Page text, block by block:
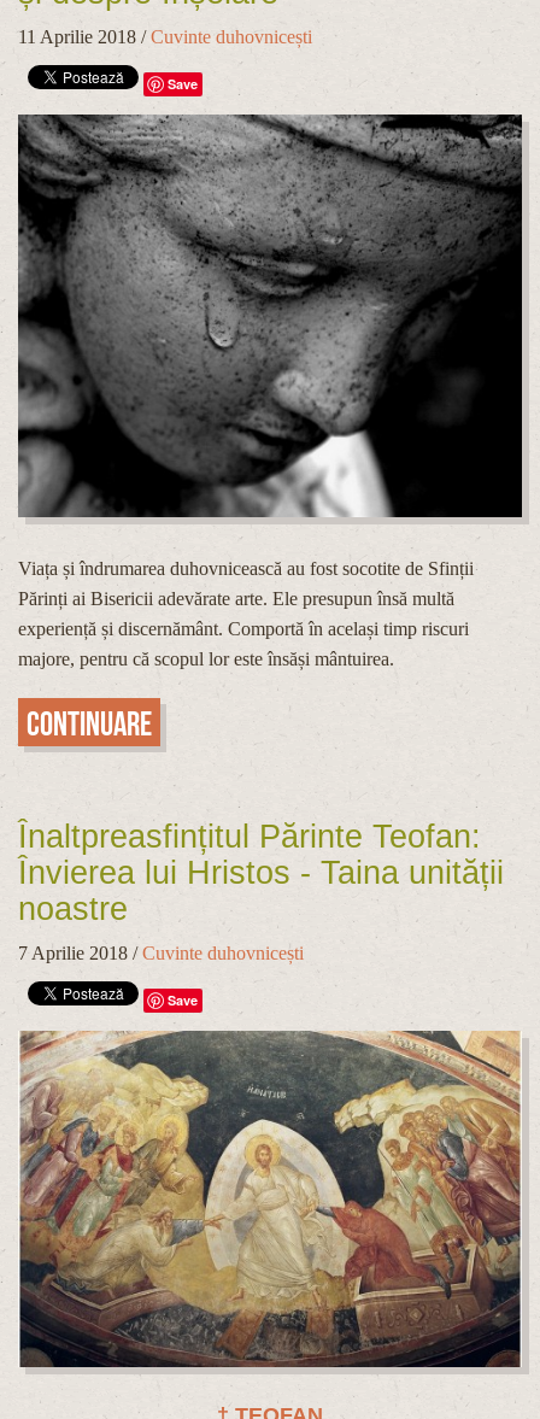
11 Aprilie 2018 /Cuvinte duhovnicești
Save
Viața și îndrumarea duhovnicească au fost socotite de Sfinții
Părinți ai Bisericii adevărate arte. Ele presupun însă multă
experiență și discernământ. Comportă în același timp riscuri
majore, pentru că scopul lor este însăși mântuirea.
Continuare
Înaltpreasfințitul Părinte Teofan:
Învierea lui Hristos - Taina unității
noastre
7 Aprilie 2018 /Cuvinte duhovnicești
Save